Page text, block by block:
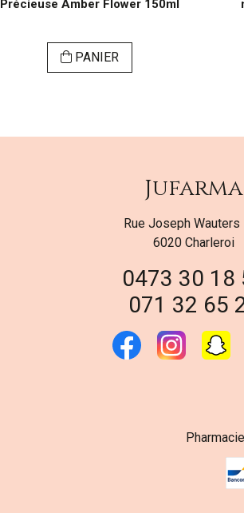
Précieuse Amber Flower 150ml
PANIER
Jufarma
Rue Joseph Wauters
6020 Charleroi
0473 30 18
071 32 65